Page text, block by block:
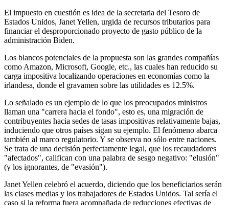
El impuesto en cuestión es idea de la secretaria del Tesoro de
Estados Unidos, Janet Yellen, urgida de recursos tributarios para
financiar el desproporcionado proyecto de gasto público de la
administración Biden.
Los blancos potenciales de la propuesta son las grandes compañías
como Amazon, Microsoft, Google, etc., las cuales han reducido su
carga impositiva localizando operaciones en economías como la
irlandesa, donde el gravamen sobre las utilidades es 12.5%.
Lo señalado es un ejemplo de lo que los preocupados ministros
llaman una "carrera hacia el fondo", esto es, una migración de
contribuyentes hacia sedes de tasas impositivas relativamente bajas,
induciendo que otros países sigan su ejemplo. El fenómeno abarca
también al marco regulatorio. Y se observa no sólo entre naciones.
Se trata de una decisión perfectamente legal, que los recaudadores
"afectados", califican con una palabra de sesgo negativo: "elusión"
(y los ignorantes, de "evasión").
Janet Yellen celebró el acuerdo, diciendo que los beneficiarios serán
las clases medias y los trabajadores de Estados Unidos. Tal sería el
caso si la reforma fuera acompañada de reducciones efectivas de